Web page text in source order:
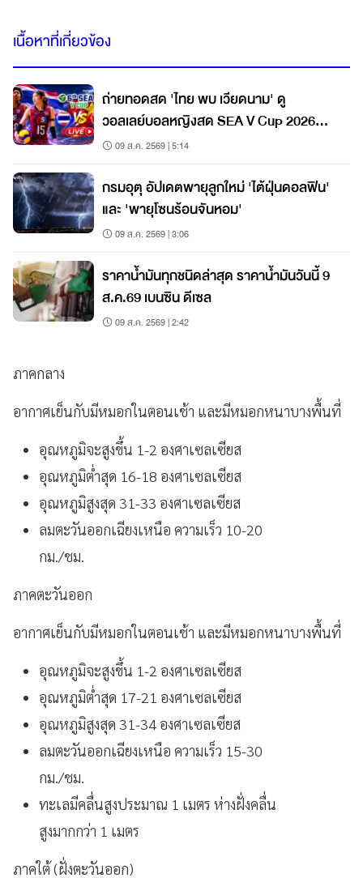
เนื้อหาที่เกี่ยวข้อง
ถ่ายทอดสด 'ไทย พบ เวียดนาม' ดู
วอลเลย์บอลหญิงสด SEA V Cup 2026
สนาม 2
09 ส.ค. 2569 | 5:14
กรมอุตุ อัปเดตพายุลูกใหม่ 'ไต้ฝุ่นดอลฟิน'
และ 'พายุโซนร้อนจันหอม'
09 ส.ค. 2569 | 3:06
ราคาน้ำมันทุกชนิดล่าสุด ราคาน้ำมันวันนี้ 9
ส.ค.69 เบนซิน ดีเซล
09 ส.ค. 2569 | 2:42
ภาคกลาง
อากาศเย็นกับมีหมอกในตอนเช้า และมีหมอกหนาบางพื้นที่
อุณหภูมิจะสูงขึ้น 1-2 องศาเซลเซียส
อุณหภูมิต่ำสุด 16-18 องศาเซลเซียส
อุณหภูมิสูงสุด 31-33 องศาเซลเซียส
ลมตะวันออกเฉียงเหนือ ความเร็ว 10-20
กม./ชม.
ภาคตะวันออก
อากาศเย็นกับมีหมอกในตอนเช้า และมีหมอกหนาบางพื้นที่
อุณหภูมิจะสูงขึ้น 1-2 องศาเซลเซียส
อุณหภูมิต่ำสุด 17-21 องศาเซลเซียส
อุณหภูมิสูงสุด 31-34 องศาเซลเซียส
ลมตะวันออกเฉียงเหนือ ความเร็ว 15-30
กม./ชม.
ทะเลมีคลื่นสูงประมาณ 1 เมตร ห่างฝั่งคลื่น
สูงมากกว่า 1 เมตร
ภาคใต้ (ฝั่งตะวันออก)